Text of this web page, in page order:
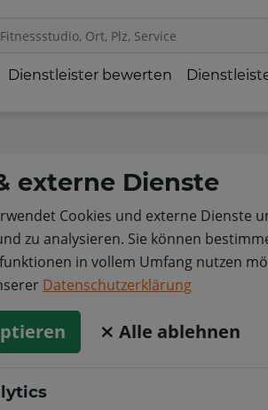
Dienstleister bewerten
externe Dienste
Cookies und externe Dienste
zu analysieren. Sie können
in vollem Umfang nutzen
Datenschutzerklärung
⨯ Alle ablehnen